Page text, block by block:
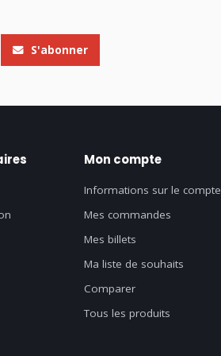
S'abonner
Mon compte
Informations sur le compte
Mes commandes
Mes billets
Ma liste de souhaits
Comparer
Tous les produits